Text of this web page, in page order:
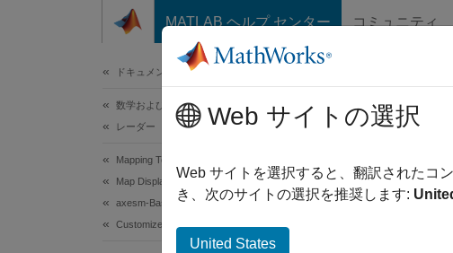
コンテンツへスキップ
MATLAB ヘルプ センター コミュニティ
ドキュメンテーションのホーム
数学および最適化
レーダー
Mapping Toolbox
Map Display
axesm-Based Maps
Customize axesm-Based Maps
plabel
Control
Web サイトの選択
Web サイトを選択すると、翻訳されたコ
き、次のサイトの選択を推奨します:
United States